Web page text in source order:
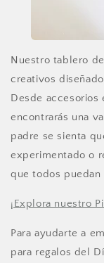
Nuestro tablero
creativos
Desde accesorios
encontrarás una
padre se sienta
experimentado o
que todos
¡Explora nuestro
Para ayudarte a
para regalos del